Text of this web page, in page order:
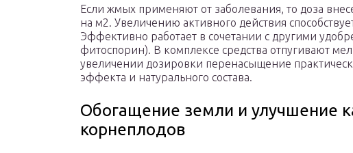
Если жмых применяют от заболевания, то доза
на м2. Увеличению активного действия
Эффективно работает в сочетании с другими
фитоспорин). В комплексе средства отпугивают
увеличении дозировки перенасыщение
эффекта и натурального состава.
Обогащение земли и улучшение
корнеплодов